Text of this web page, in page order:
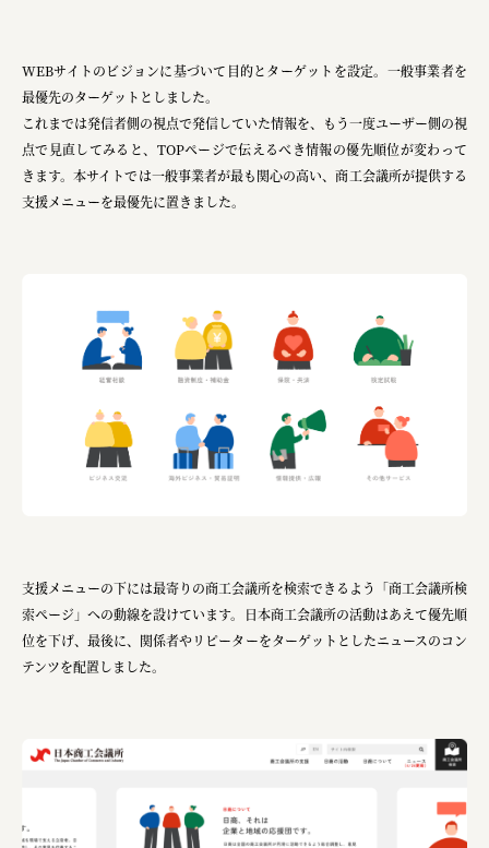
WEBサイトのビジョンに基づいて目的とターゲットを設定。一般事業者を
最優先のターゲットとしました。
これまでは発信者側の視点で発信していた情報を、もう一度ユーザー側の視
点で見直してみると、TOPページで伝えるべき情報の優先順位が変わって
きます。本サイトでは一般事業者が最も関心の高い、商工会議所が提供する
支援メニューを最優先に置きました。
支援メニューの下には最寄りの商工会議所を検索できるよう「商工会議所検
索ページ」への動線を設けています。日本商工会議所の活動はあえて優先順
位を下げ、最後に、関係者やリピーターをターゲットとしたニュースのコン
テンツを配置しました。